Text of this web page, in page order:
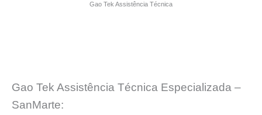
Gao Tek Assistência Técnica
Gao Tek Assistência Técnica Especializada –
SanMarte: